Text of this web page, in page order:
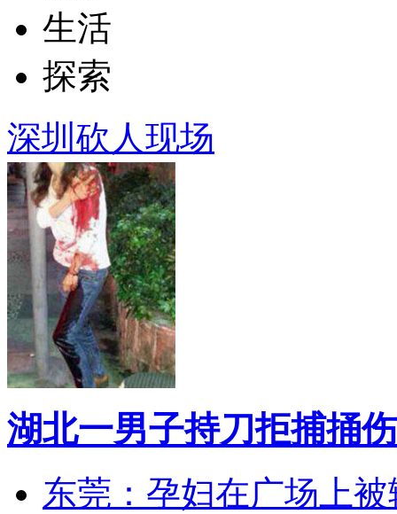
生活
探索
深圳砍人现场
湖北一男子持刀拒捕捅
东莞：孕妇在广场上